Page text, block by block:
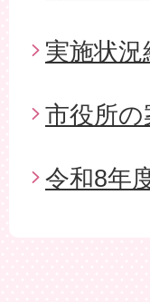
実施状況
市役所
令和8年